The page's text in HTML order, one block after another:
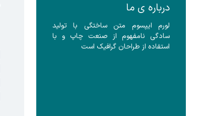
درباره ی ما
استفاده از طراحان گرافیک است